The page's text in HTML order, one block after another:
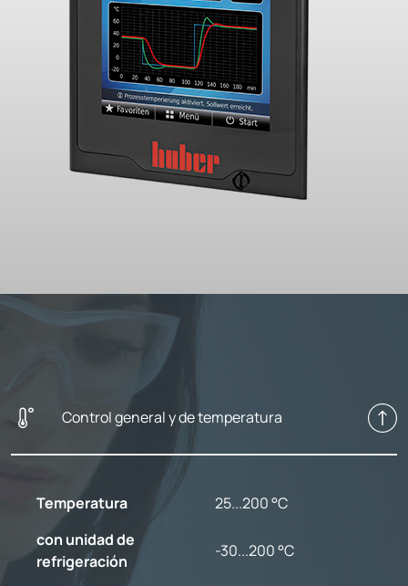
Control general y de temperatura
Temperatura
25...200 °C
con unidad de
refrigeración
-30...200 °C